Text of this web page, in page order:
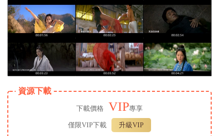
資源下載
下載價格 VIP專享
僅限VIP下載 升級VIP